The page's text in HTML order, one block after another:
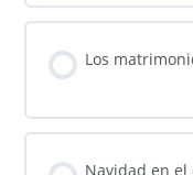
Los
Navidad en